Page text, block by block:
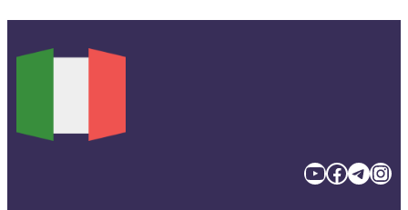
YouTube Facebook TelegramInstagram